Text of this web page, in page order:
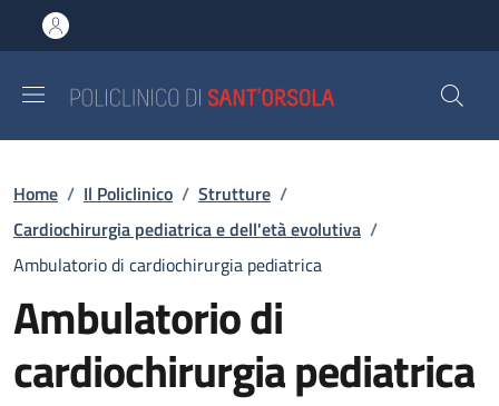
al contenuto principale
to footer content
Briciole di pane
Home / Il Policlinico / Strutture /
Cardiochirurgia pediatrica e dell'età evolutiva /
Ambulatorio di cardiochirurgia pediatrica
Ambulatorio di
cardiochirurgia pediatrica